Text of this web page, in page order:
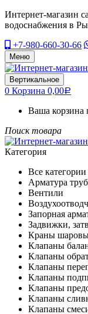
Интернет-магазин
водоснабжения в
+7-980-660-30-66
Меню
Вертикальное
0 Корзина 0,00Р
Ваша корзина
Поиск товара
Категория
Все категории
Арматура
Вентили
Запорная
Задвижки,
Краны
Клапаны
Клапаны
Клапаны
Клапаны
Клапаны
Клапаны
Клапаны